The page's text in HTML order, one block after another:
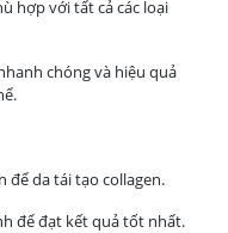
hợp với tất cả các loại
chóng và hiệu quả
để da tái tạo collagen.
để đạt kết quả tốt nhất.